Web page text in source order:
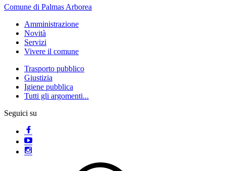
Comune di Palmas Arborea
Amministrazione
Novità
Servizi
Vivere il comune
Trasporto pubblico
Giustizia
Igiene pubblica
Tutti gli argomenti...
Seguici su